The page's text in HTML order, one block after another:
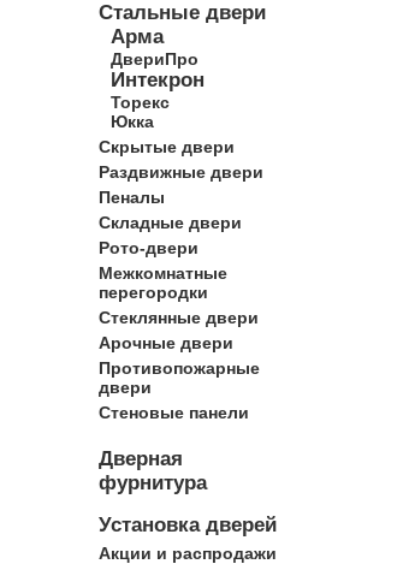
Стальные двери
Арма
ДвериПро
Интекрон
Торекс
Юкка
Скрытые двери
Раздвижные двери
Пеналы
Складные двери
Рото-двери
Межкомнатные
перегородки
Стеклянные двери
Арочные двери
Противопожарные
двери
Стеновые панели
Дверная
фурнитура
Установка дверей
Акции и распродажи